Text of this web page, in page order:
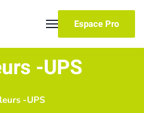
Espace Pro
-UPS
-UPS